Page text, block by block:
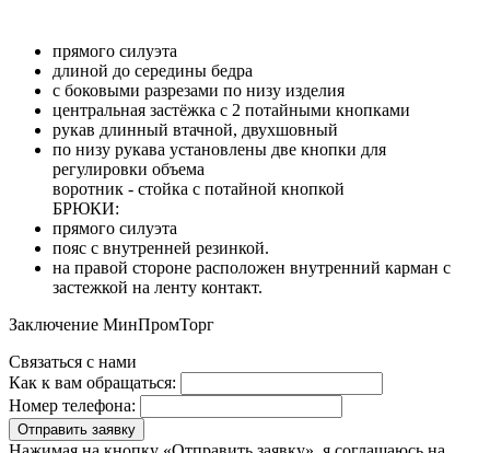
прямого силуэта
длиной до середины бедра
с боковыми разрезами по низу изделия
центральная застёжка с 2 потайными кнопками
рукав длинный втачной, двухшовный
по низу рукава установлены две кнопки для
регулировки объема
воротник - стойка с потайной кнопкой
БРЮКИ:
прямого силуэта
пояс с внутренней резинкой.
на правой стороне расположен внутренний карман с
застежкой на ленту контакт.
Заключение МинПромТорг
Связаться с нами
Как к вам обращаться:
Номер телефона:
Отправить заявку